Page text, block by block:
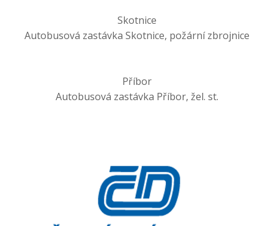
Skotnice
Autobusová zastávka Skotnice, požární zbrojnice
Příbor
Autobusová zastávka Příbor, žel. st.